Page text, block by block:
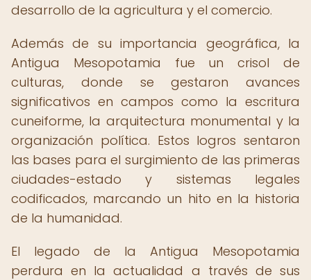
desarrollo de la agricultura y el comercio.
Además de su importancia geográfica, la
Antigua Mesopotamia fue un crisol de
culturas, donde se gestaron avances
significativos en campos como la escritura
cuneiforme, la arquitectura monumental y la
organización política. Estos logros sentaron
las bases para el surgimiento de las primeras
ciudades-estado y sistemas legales
codificados, marcando un hito en la historia
de la humanidad.
El legado de la Antigua Mesopotamia
perdura en la actualidad a través de sus